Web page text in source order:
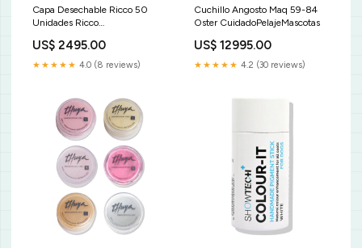
Capa Desechable Ricco 50
Unidades Ricco
US$ 2495.00
★★★★★ 4.0 (8 reviews)
Cuchillo Angosto Maq 59-84
Oster CuidadoPelajeMascotas
US$ 12995.00
★★★★★ 4.2 (30 reviews)